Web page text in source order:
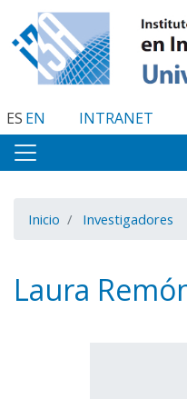
ES EN INTRANET
Inicio Investigadores
Laura